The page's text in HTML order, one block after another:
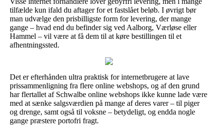
tilfælde kun ifald du aftager for et fastslået beløb. I øvrigt bør
man udvælge den prisbilligste form for levering, der mange
gange – hvad end du befinder sig ved Aalborg, Værløse eller
Hammel – vil være at få dem til at køre bestillingen til et
afhentningssted.
Det er efterhånden ultra praktisk for internetbrugere at lave
prissammenligning fra flere online webshops, og af den grund
har flertallet af Schwalbe online webshops ikke kunne lade være
med at sænke salgsværdien på mange af deres varer – til piger
og drenge, samt også til voksne – betydeligt, og endda nogle
gange præstere portofri fragt.